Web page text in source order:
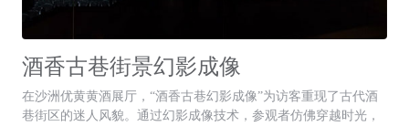
酒香古巷街景幻影成像
在沙洲优黄黄酒展厅，“酒香古巷幻影成像”为访客重现了古代酒
巷街区的迷人风貌。通过幻影成像技术，参观者仿佛穿越时光，